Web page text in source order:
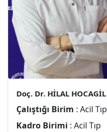
Doç. Dr. HİLAL HOCAGİL
Çalıştığı Birim : Acil Tıp
Kadro Birimi : Acil Tıp